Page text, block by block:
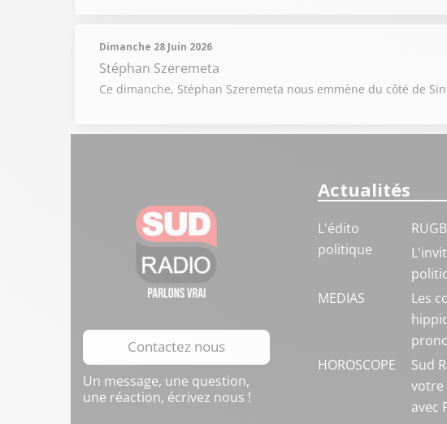
Dimanche 28 Juin 2026
Stéphan Szeremeta
Ce dimanche, Stéphan Szeremeta nous emmène du côté de
Contactez nous
Un message, une question,
une réaction, écrivez nous !
Actualités
L'édito
politique
MEDIAS
Les
HOROSCOPE
Sud
votre
avec